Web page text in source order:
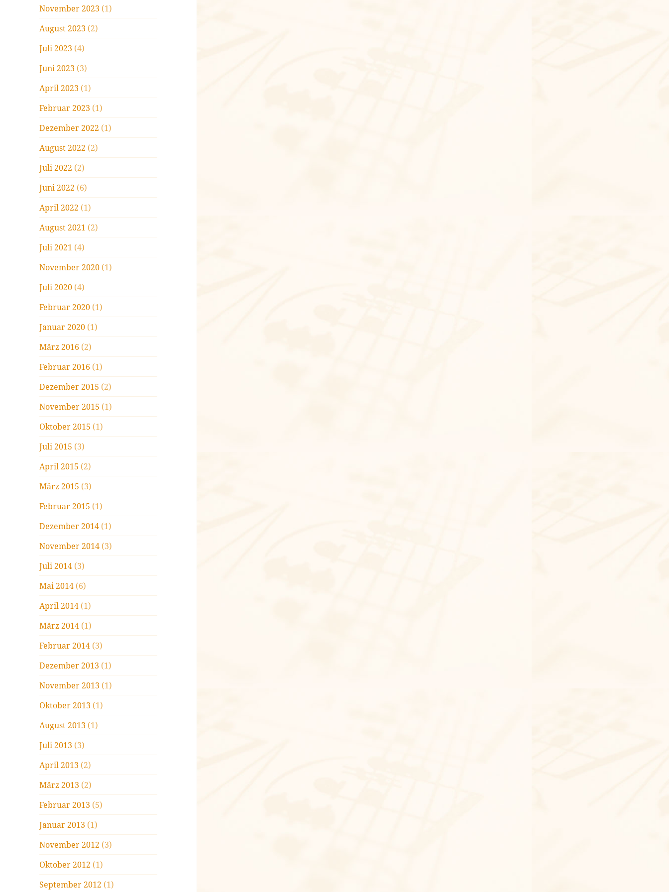
November 2023 (1)
August 2023 (2)
Juli 2023 (4)
Juni 2023 (3)
April 2023 (1)
Februar 2023 (1)
Dezember 2022 (1)
August 2022 (2)
Juli 2022 (2)
Juni 2022 (6)
April 2022 (1)
August 2021 (2)
Juli 2021 (4)
November 2020 (1)
Juli 2020 (4)
Februar 2020 (1)
Januar 2020 (1)
März 2016 (2)
Februar 2016 (1)
Dezember 2015 (2)
November 2015 (1)
Oktober 2015 (1)
Juli 2015 (3)
April 2015 (2)
März 2015 (3)
Februar 2015 (1)
Dezember 2014 (1)
November 2014 (3)
Juli 2014 (3)
Mai 2014 (6)
April 2014 (1)
März 2014 (1)
Februar 2014 (3)
Dezember 2013 (1)
November 2013 (1)
Oktober 2013 (1)
August 2013 (1)
Juli 2013 (3)
April 2013 (2)
März 2013 (2)
Februar 2013 (5)
Januar 2013 (1)
November 2012 (3)
Oktober 2012 (1)
September 2012 (1)